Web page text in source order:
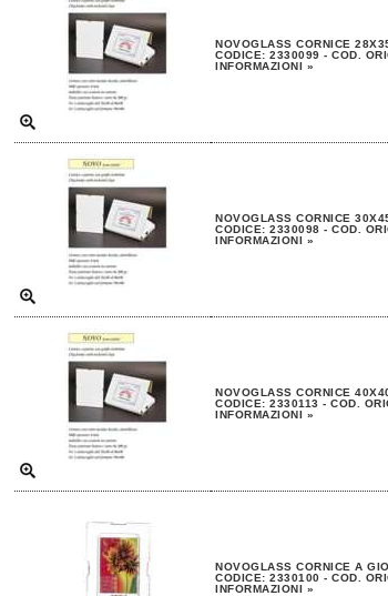
NOVOGLASS CORNICE
CODICE: 2330099 - COD.
INFORMAZIONI »
NOVOGLASS CORNICE
CODICE: 2330098 - COD.
INFORMAZIONI »
NOVOGLASS CORNICE
CODICE: 2330113 - COD.
INFORMAZIONI »
NOVOGLASS CORNICE A
CODICE: 2330100 - COD.
INFORMAZIONI »